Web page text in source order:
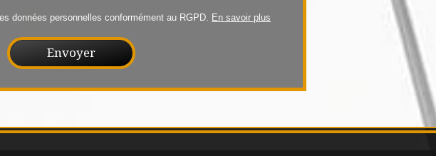
données personnelles conformément au RGPD. En savoir plus